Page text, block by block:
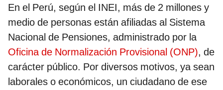
En el Perú, según el INEI, más de 2 millones y
medio de personas están afiliadas al Sistema
Nacional de Pensiones, administrado por la
Oficina de Normalización Provisional (ONP), de
carácter público. Por diversos motivos, ya sean
laborales o económicos, un ciudadano de ese